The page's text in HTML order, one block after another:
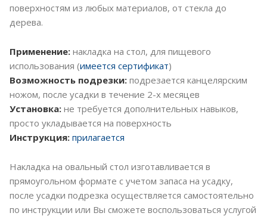
поверхностям из любых материалов, от стекла до
дерева.
Применение: накладка на стол, для пищевого
использования (имеется сертификат)
Возможность подрезки: подрезается канцелярским
ножом, после усадки в течение 2-х месяцев
Установка: не требуется дополнительных навыков,
просто укладывается на поверхность
Инструкция: прилагается
Накладка на овальный стол изготавливается в
прямоугольном формате с учетом запаса на усадку,
после усадки подрезка осуществляется самостоятельно
по инструкции или Вы сможете воспользоваться услугой